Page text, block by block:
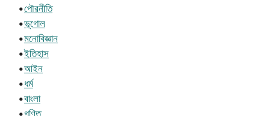
•পৌরনীতি
•ভূগোল
•মনোবিজ্ঞান
•ইতিহাস
•আইন
•ধর্ম
•বাংলা
•গণিত